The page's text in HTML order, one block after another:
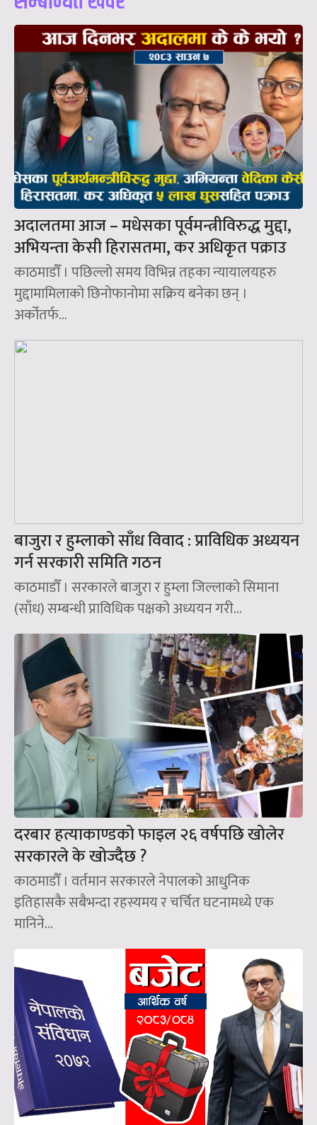
अदालतमा आज – मधेसका पूर्वमन्त्रीविरुद्ध मुद्दा,
अभियन्ता केसी हिरासतमा, कर अधिकृत पक्राउ
काठमाडौँ । पछिल्लो समय विभिन्न तहका न्यायालयहरु
मुद्दामामिलाको छिनोफानोमा सक्रिय बनेका छन् ।
अर्कोतर्फ...
बाजुरा र हुम्लाको साँध विवाद : प्राविधिक अध्ययन
गर्न सरकारी समिति गठन
काठमाडौँ । सरकारले बाजुरा र हुम्ला जिल्लाको सिमाना
(साँध) सम्बन्धी प्राविधिक पक्षको अध्ययन गरी...
दरबार हत्याकाण्डको फाइल २६ वर्षपछि खोलेर
सरकारले के खोज्दैछ ?
काठमाडौँ । वर्तमान सरकारले नेपालको आधुनिक
इतिहासकै सबैभन्दा रहस्यमय र चर्चित घटनामध्ये एक
मानिने...